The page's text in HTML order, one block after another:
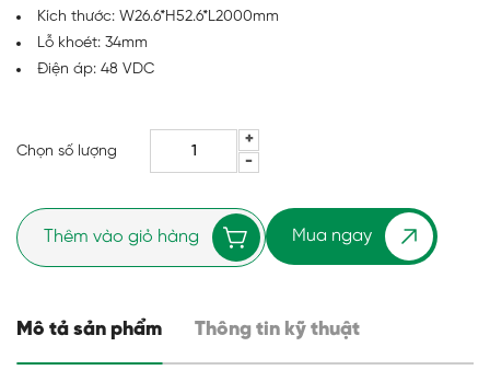
Kích thước: W26.6*H52.6*L2000mm
Lỗ khoét: 34mm
Điện áp: 48 VDC
Chọn số lượng
Thêm vào giỏ hàng Mua ngay
Mô tả sản phẩm Thông tin kỹ thuật